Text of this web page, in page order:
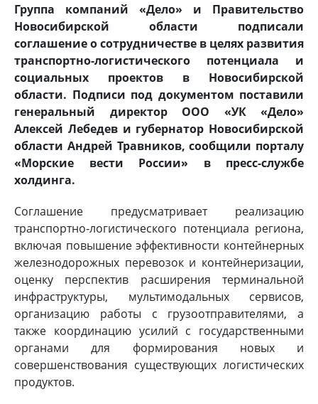
Группа компаний «Дело» и Правительство
Новосибирской области подписали
соглашение о сотрудничестве в целях развития
транспортно-логистического потенциала и
социальных проектов в Новосибирской
области. Подписи под документом поставили
генеральный директор ООО «УК «Дело»
Алексей Лебедев и губернатор Новосибирской
области Андрей Травников, сообщили порталу
«Морские вести России» в пресс-службе
холдинга.
Соглашение предусматривает реализацию
транспортно‑логистического потенциала региона,
включая повышение эффективности контейнерных
железнодорожных перевозок и контейнеризации,
оценку перспектив расширения терминальной
инфраструктуры, мультимодальных сервисов,
организацию работы с грузоотправителями, а
также координацию усилий с государственными
органами для формирования новых и
совершенствования существующих логистических
продуктов.